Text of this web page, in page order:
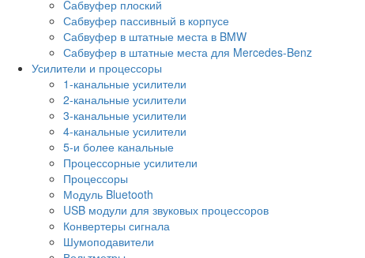
Cабвуфер плоский
Сабвуфер пассивный в корпусе
Сабвуфер в штатные места в BMW
Сабвуфер в штатные места для Mercedes-Benz
Усилители и процессоры
1-канальные усилители
2-канальные усилители
3-канальные усилители
4-канальные усилители
5-и более канальные
Процессорные усилители
Процессоры
Модуль Bluetooth
USB модули для звуковых процессоров
Конвертеры сигнала
Шумоподавители